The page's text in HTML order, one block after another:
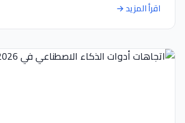
اقرأ المزيد→